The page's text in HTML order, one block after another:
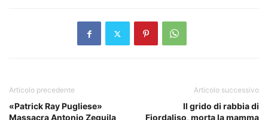
Articolo precedente
«Patrick Ray Pugliese»
Massacra Antonio Zequila
Articolo successivo
Il grido di rabbia di
Fiordaliso, morta la mamma